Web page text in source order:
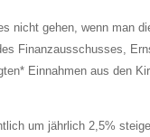
nicht gehen, wenn man
Finanzausschusses,
Einnahmen aus den
um jährlich 2,5%